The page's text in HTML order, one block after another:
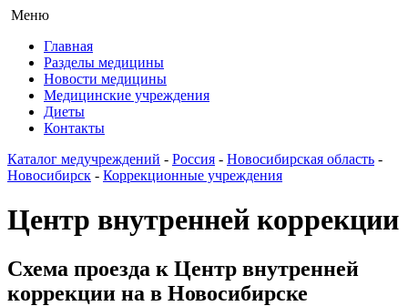
Меню
Главная
Разделы медицины
Новости медицины
Медицинские учреждения
Диеты
Контакты
Каталог медучреждений - Россия - Новосибирская область -
Новосибирск - Коррекционные учреждения
Центр внутренней коррекции
Схема проезда к Центр внутренней
коррекции на в Новосибирске